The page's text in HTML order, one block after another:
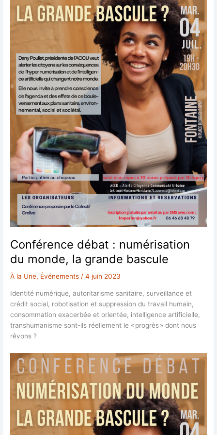
Conférence débat : numérisation
du monde, la grande bascule
À la Une, Événements /4 juin 2023
Identité numérique, autoritarisme sanitaire, surveillance et
crédit social, robotisation et suppression du travail humain,
consommation exacerbée et orientée, intelligence artificielle,
transhumanisme sont-ils réellement le « progrès » dont nous
rêvons ?